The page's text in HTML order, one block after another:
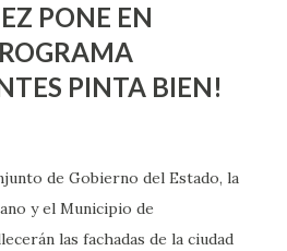
PONE EN
PINTA BIEN!
de Gobierno del Estado, la
y el Municipio de
las fachadas de la ciudad